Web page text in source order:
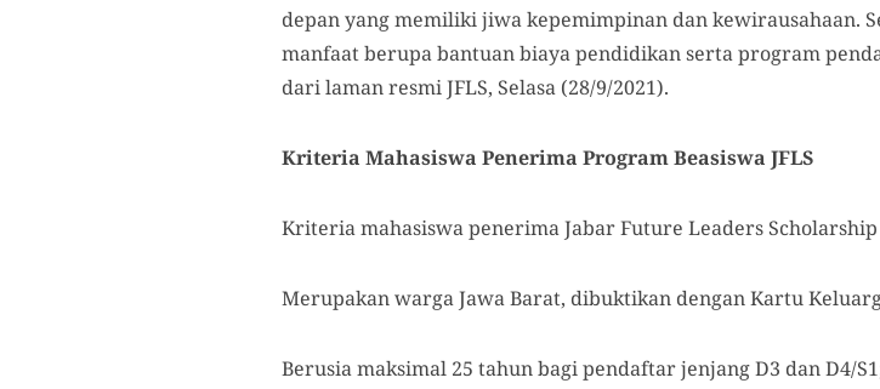
depan yang memiliki jiwa kepemimpinan dan kewirausahaan.
manfaat berupa bantuan biaya pendidikan serta program
dari laman resmi JFLS, Selasa (28/9/2021).
Kriteria Mahasiswa Penerima Program Beasiswa JFLS
Kriteria mahasiswa penerima Jabar Future Leaders
Merupakan warga Jawa Barat, dibuktikan dengan Kartu
Berusia maksimal 25 tahun bagi pendaftar jenjang D3 dan D4/